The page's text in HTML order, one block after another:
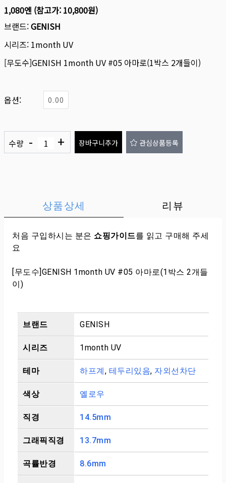
1,080엔 (참고가: 10,800원)
브랜드:GENISH
시리즈: 1month UV
[무도수]GENISH 1month UV #05 아마로(1박스 2개들이)
옵션: 0.00
수량 - + 장바구니추가 관심상품등록
상품상세 리뷰
처음 구입하시는 분은 쇼핑가이드를 읽고 구매해 주세
요
[무도수]GENISH 1month UV #05 아마로(1박스 2개들
이)
브랜드 GENISH
시리즈 1month UV
테마 하프계, 테두리있음, 자외선차단
색상 옐로우
직경 14.5mm
그래픽직경 13.7mm
곡률반경 8.6mm